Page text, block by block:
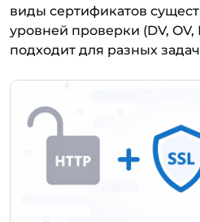
виды сертификатов
уровней проверки (DV, OV,
подходит для разных